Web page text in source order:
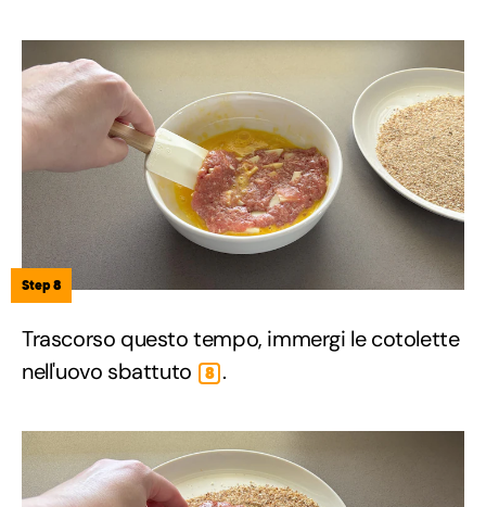
Step 8
Trascorso questo tempo, immergi le cotolette
nell'uovo sbattuto
8 .